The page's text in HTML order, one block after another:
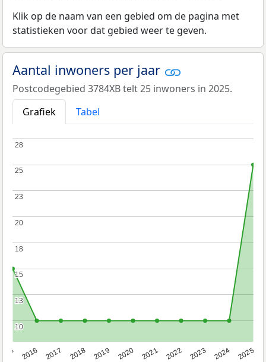
Klik op de naam van een gebied om de pagina met
statistieken voor dat gebied weer te geven.
Aantal inwoners per jaar
Postcodegebied 3784XB telt 25 inwoners in 2025.
Grafiek
Tabel
2016 2017 2018 2019 2020 2021 2022 2023 2024 2025
10
10
13
13
15
15
18
18
20
20
23
23
25
25
28
28